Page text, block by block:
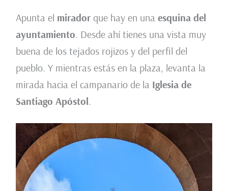
Apunta el mirador que hay en una esquina del
ayuntamiento. Desde ahí tienes una vista muy
buena de los tejados rojizos y del perfil del
pueblo. Y mientras estás en la plaza, levanta la
mirada hacia el campanario de la Iglesia de
Santiago Apóstol.